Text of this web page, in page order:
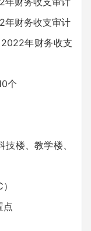
财务收支审计
年财务收支
个
楼、教学楼、
点